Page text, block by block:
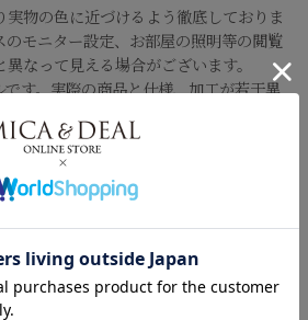
物の色に近づけるよう徹底しておりま
のモニター設定、お部屋の照明等の閲覧
なって見える場合がございます。
す。実際の商品と仕様、加工が若干異
可
は商品の洗濯表示にてご確認をお願
て】
す。
こちら
サイズガイド